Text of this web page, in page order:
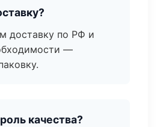
доставку по РФ и
—
качества?